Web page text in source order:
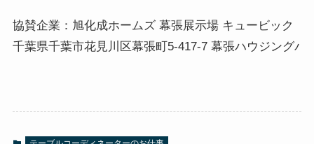
協賛企業：旭化成ホームズ 幕張展示場 キュービック（
千葉県千葉市花見川区幕張町5-417-7 幕張ハウジングパ